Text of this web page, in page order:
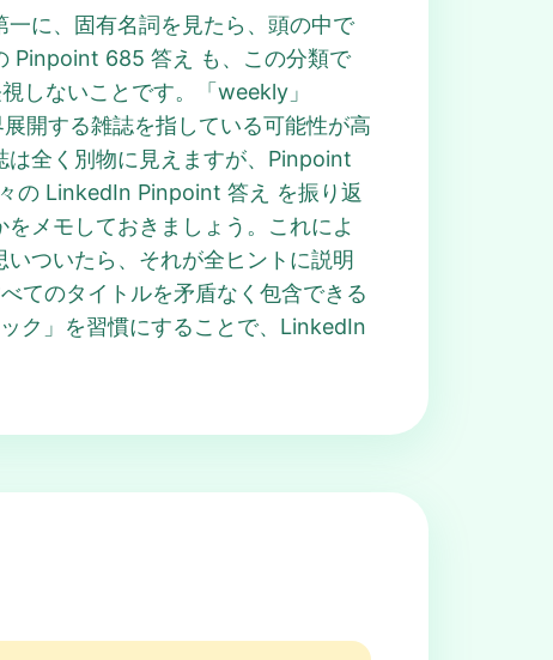
に、固有名詞を見たら、頭の中で
Pinpoint 685 答え も、この分類で
しないことです。「weekly」
開する雑誌を指している可能性が高
は全く別物に見えますが、Pinpoint
の LinkedIn Pinpoint 答え を振り返
メモしておきましょう。これによ
ついたら、それが全ヒントに説明
てのタイトルを矛盾なく包含できる
ク」を習慣にすることで、LinkedIn